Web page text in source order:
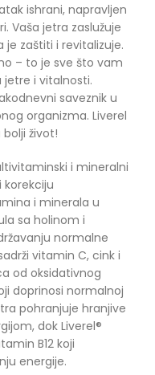
ishrani, napravljen
Vaša jetra zaslužuje
je zaštiti i revitalizuje.
– to je sve što vam
i vitalnosti.
saveznik u
organizma. Liverel
život!
i mineralni
i minerala u
sa holinom i
normalne
vitamin C, cink i
od oksidativnog
doprinosi normalnoj
pohranjuje hranjive
dok Liverel®
B12 koji
energije.